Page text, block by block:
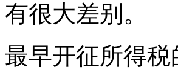
有很大差别。
最早开征所得